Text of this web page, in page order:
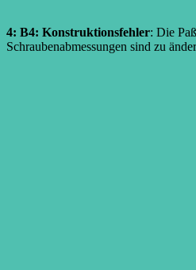
4: B4: Konstruktionsfehler: Die
Schraubenabmessungen sind zu